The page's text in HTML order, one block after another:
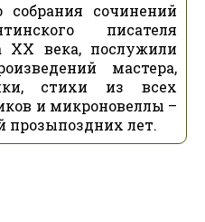
собрания сочинений
писателя
ХХ века, послужили
мастера,
стихи из всех
и микроновеллы –
прозыпоздних лет.